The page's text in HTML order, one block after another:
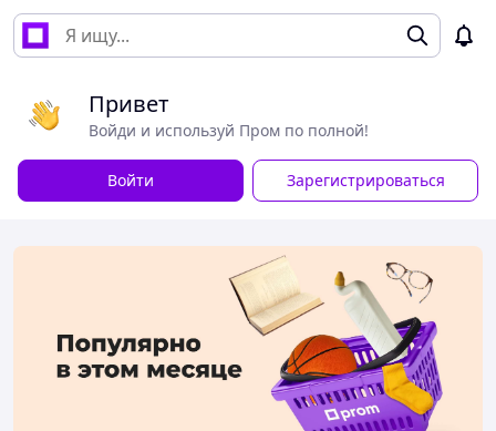
Привет
Войди и используй Пром по полной!
Войти Зарегистрироваться